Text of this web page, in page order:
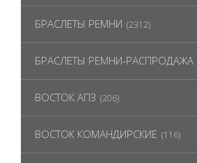
БРАСЛЕТЫ РЕМНИ (2312)
БРАСЛЕТЫ РЕМНИ-РАСПРОДАЖА
ВОСТОК АПЗ (206)
ВОСТОК КОМАНДИРСКИЕ (116)